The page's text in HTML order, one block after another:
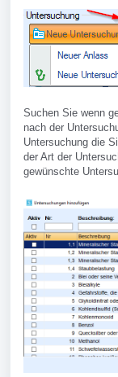
Suchen Sie wenn
nach der
Untersuchung die
der Art der
gewünschte